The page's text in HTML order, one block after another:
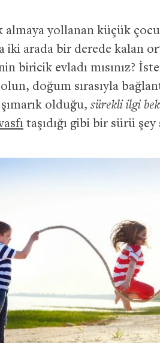
almaya yollanan küçük
iki arada bir derede kalan
biricik evladı mısınız?
doğum sırasıyla
olduğu, sürekli ilgi
taşıdığı gibi bir sürü